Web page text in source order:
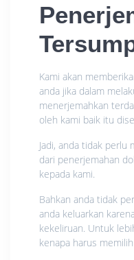
Kami akan
anda jika dalam
menerjemahkan
oleh kami baik itu
Jadi, anda tidak perlu
dari penerjemahan
kepada kami.
Bahkan anda tidak
anda keluarkan
kekeliruan. Untuk
kenapa harus memilih